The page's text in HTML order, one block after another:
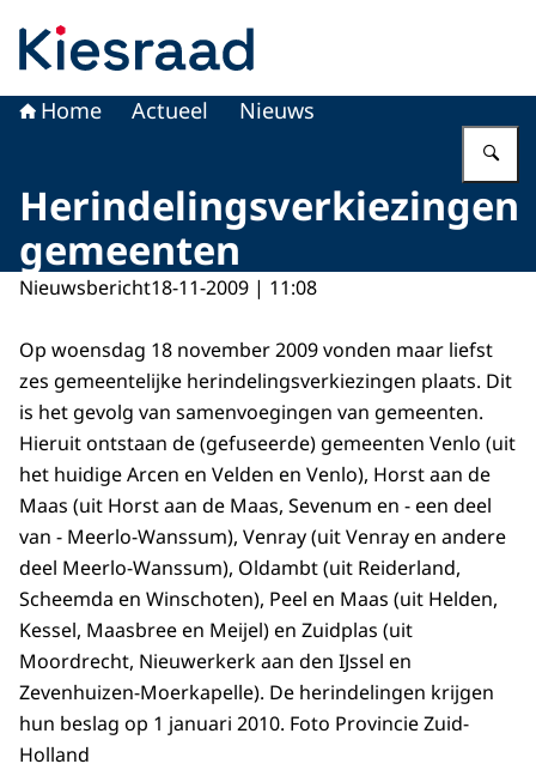
Home Actueel Nieuws
Herindelingsverkiezingen
gemeenten
Nieuwsbericht18-11-2009 | 11:08
Op woensdag 18 november 2009 vonden maar liefst
zes gemeentelijke herindelingsverkiezingen plaats. Dit
is het gevolg van samenvoegingen van gemeenten.
Hieruit ontstaan de (gefuseerde) gemeenten Venlo (uit
het huidige Arcen en Velden en Venlo), Horst aan de
Maas (uit Horst aan de Maas, Sevenum en - een deel
van - Meerlo-Wanssum), Venray (uit Venray en andere
deel Meerlo-Wanssum), Oldambt (uit Reiderland,
Scheemda en Winschoten), Peel en Maas (uit Helden,
Kessel, Maasbree en Meijel) en Zuidplas (uit
Moordrecht, Nieuwerkerk aan den IJssel en
Zevenhuizen-Moerkapelle). De herindelingen krijgen
hun beslag op 1 januari 2010. Foto Provincie Zuid-
Holland